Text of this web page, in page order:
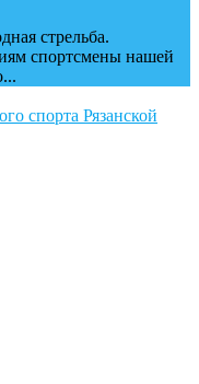
стрельба.
спортсмены нашей
спорта Рязанской